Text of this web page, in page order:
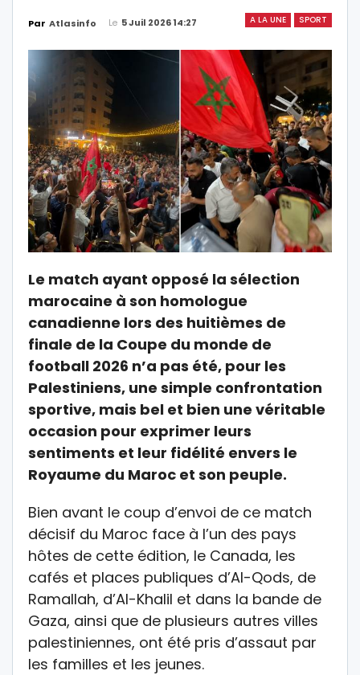
A LA UNE SPORT
Par Atlasinfo Le 5 Juil 2026 14:27
Le match ayant opposé la sélection
marocaine à son homologue
canadienne lors des huitièmes de
finale de la Coupe du monde de
football 2026 n’a pas été, pour les
Palestiniens, une simple confrontation
sportive, mais bel et bien une véritable
occasion pour exprimer leurs
sentiments et leur fidélité envers le
Royaume du Maroc et son peuple.
Bien avant le coup d’envoi de ce match
décisif du Maroc face à l’un des pays
hôtes de cette édition, le Canada, les
cafés et places publiques d’Al-Qods, de
Ramallah, d’Al-Khalil et dans la bande de
Gaza, ainsi que de plusieurs autres villes
palestiniennes, ont été pris d’assaut par
les familles et les jeunes.